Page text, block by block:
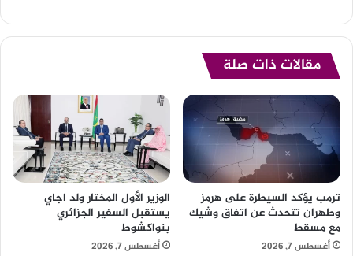
مقالات ذات صلة
ترمب يؤكد السيطرة على هرمز
وطهران تتحدث عن اتفاق وشيك
مع مسقط
أغسطس 7, 2026
الوزير الأول المختار ولد اجاي
يستقبل السفير الجزائري
بنواكشوط
أغسطس 7, 2026